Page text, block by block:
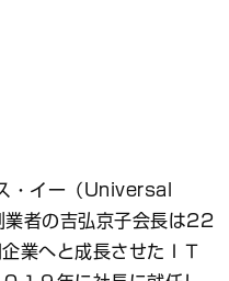
・イー（Universal
者の吉弘京子会長は22
業へと成長させたＩＴ